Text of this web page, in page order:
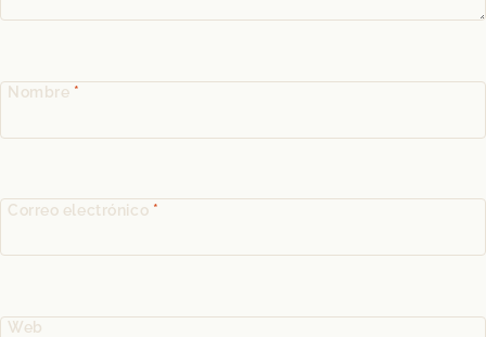
Nombre *
Correo electrónico *
Web